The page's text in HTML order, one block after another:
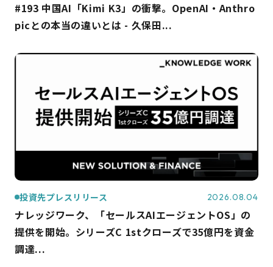
#193 中国AI「Kimi K3」の衝撃。OpenAI・Anthro
picとの本当の違いとは - 久保田...
投資先プレスリリース 2026.08.04
ナレッジワーク、「セールスAIエージェントOS」の
提供を開始。シリーズC 1stクローズで35億円を資金
調達...